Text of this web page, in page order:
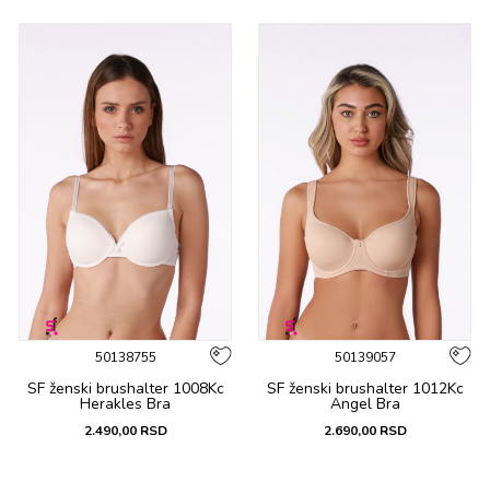
50138755
SF ženski brushalter 1008Kc
Herakles Bra
2.490,00 RSD
50139057
SF ženski brushalter 1012Kc
Angel Bra
2.690,00 RSD